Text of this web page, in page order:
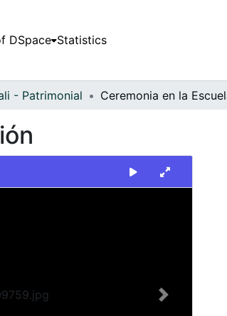
DSpace Statistics
- Patrimonial
Next